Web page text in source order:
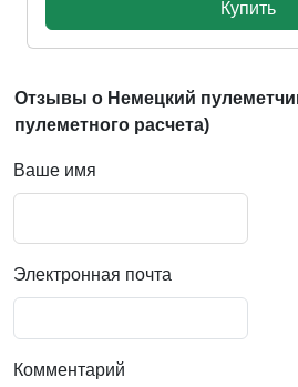
Купить
Отзывы о Немецкий
пулеметного расчета)
Ваше имя
Электронная почта
Комментарий